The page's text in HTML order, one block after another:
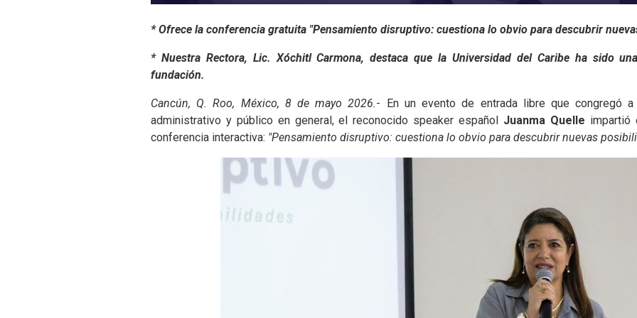
* Ofrece la conferencia gratuita "Pensamiento disruptivo: cuestiona lo obvio para descubrir
* Nuestra Rectora, Lic. Xóchitl Carmona, destaca que la Universidad del Caribe ha sido
fundación.
Cancún, Q. Roo, México, 8 de mayo 2026.- En un evento de entrada libre que congregó a
administrativo y público en general, el reconocido speaker español Juanma Quelle
conferencia interactiva: "Pensamiento disruptivo: cuestiona lo obvio para descubrir nuevas